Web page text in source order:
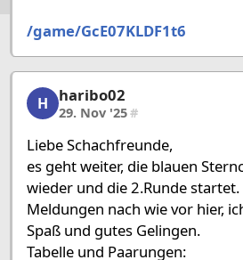
/game/GcE07KLDF1t6
haribo02, 16/58, 29. Nov '25
H haribo02
29. Nov '25#
Liebe Schachfreunde,
es geht weiter, die blauen
wieder und die 2.Runde startet.
Meldungen nach wie vor hier,
Spaß und gutes Gelingen.
Tabelle und Paarungen: